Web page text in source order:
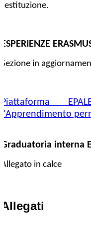
restituzione.
ESPERIENZE
Sezione in
Piattaforma
l'Apprendimento
Graduatoria interna
Allegato in calce
Allegati